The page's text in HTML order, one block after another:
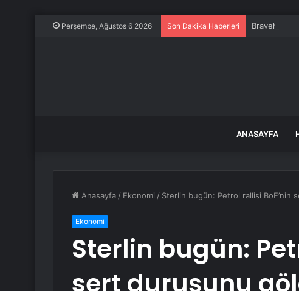
Perşembe, Ağustos 6 2026 Son Dakika Haberleri Braveheart
ANASAYFA
Anasayfa / Ekonomi / Sterlin bugün: Petrol rallisi BoE’nin
Ekonomi
Sterlin bugün:
sert duruşunu